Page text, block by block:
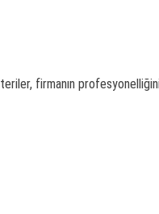
firmanın